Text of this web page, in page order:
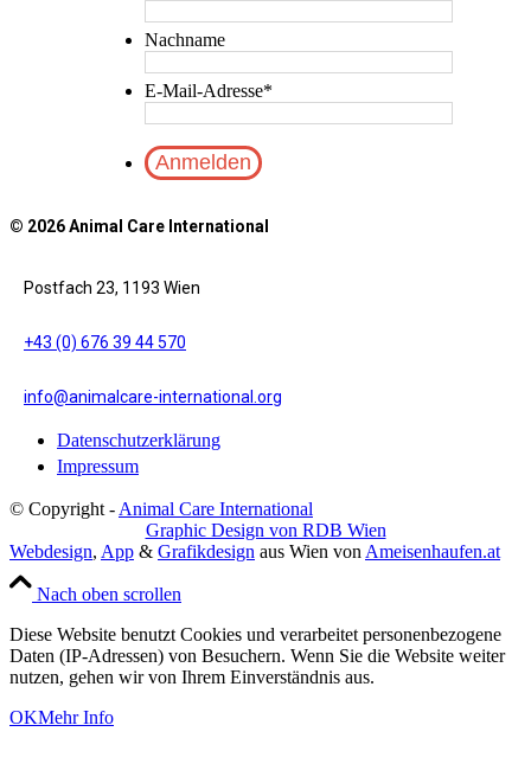
Nachname
E-Mail-Adresse*
© 2026 Animal Care International
Postfach 23, 1193 Wien
+43 (0) 676 39 44 570
info@animalcare-international.org
Datenschutzerklärung
Impressum
© Copyright - Animal Care International
Graphic Design von RDB Wien
Webdesign, App & Grafikdesign aus Wien von Ameisenhaufen.at
Nach oben scrollen
Diese Website benutzt Cookies und verarbeitet personenbezogene
Daten (IP-Adressen) von Besuchern. Wenn Sie die Website weiter
nutzen, gehen wir von Ihrem Einverständnis aus.
OKMehr Info